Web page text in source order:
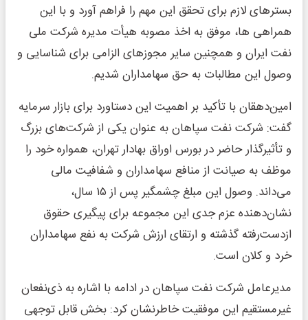
بسترهای لازم برای تحقق این مهم را فراهم آورد و با این
همراهی ها، موفق به اخذ مصوبه هیأت مدیره شرکت ملی
نفت ایران و همچنین سایر مجوزهای الزامی برای شناسایی و
وصول این مطالبات به حق سهامداران شدیم.
امین‌دهقان با تأکید بر اهمیت این دستاورد برای بازار سرمایه
گفت: شرکت نفت سپاهان به عنوان یکی از شرکت‌های بزرگ
و تأثیرگذار حاضر در بورس اوراق بهادار تهران، همواره خود را
موظف به صیانت از منافع سهامداران و شفافیت مالی
می‌داند. وصول این مبلغ چشمگیر پس از ۱۵ سال،
نشان‌دهنده عزم جدی این مجموعه برای پیگیری حقوق
ازدست‌رفته گذشته و ارتقای ارزش شرکت به نفع سهامداران
خرد و کلان است.
مدیرعامل شرکت نفت سپاهان در ادامه با اشاره به ذی‌نفعان
غیرمستقیم این موفقیت خاطرنشان کرد: بخش قابل توجهی